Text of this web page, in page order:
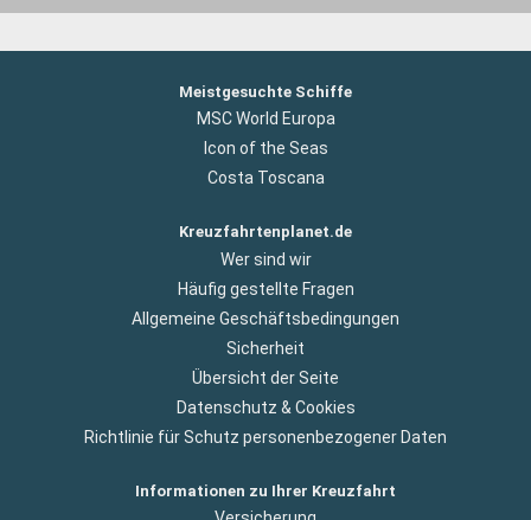
Meistgesuchte Schiffe
MSC World Europa
Icon of the Seas
Costa Toscana
Kreuzfahrtenplanet.de
Wer sind wir
Häufig gestellte Fragen
Allgemeine Geschäftsbedingungen
Sicherheit
Übersicht der Seite
Datenschutz & Cookies
Richtlinie für Schutz personenbezogener Daten
Informationen zu Ihrer Kreuzfahrt